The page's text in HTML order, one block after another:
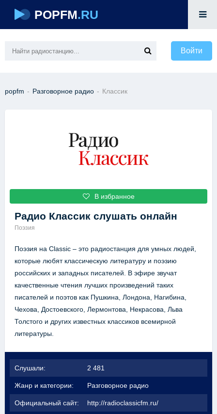
POPFM.RU
Войти
popfm - Разговорное радио - Классик
В избранное
Радио Классик слушать онлайн
Поэзия
Поэзия на Classic – это радиостанция для умных людей,
которые любят классическую литературу и поэзию
российских и западных писателей. В эфире звучат
качественные чтения лучших произведений таких
писателей и поэтов как Пушкина, Лондона, Нагибина,
Чехова, Достоевского, Лермонтова, Некрасова, Льва
Толстого и других известных классиков всемирной
литературы.
Слушали: 2 481
Жанр и категории: Разговорное радио
Официальный сайт: http://radioclassicfm.ru/